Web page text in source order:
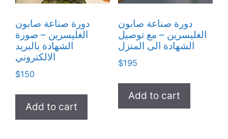
دورة صناعة صابون
الغليسرين – صورة
الشهادة بالبريد
الالكتروني
$150
Add to cart
دورة صناعة صابون
الغليسرين – مع توصيل
الشهادة الى المنزل
$195
Add to cart